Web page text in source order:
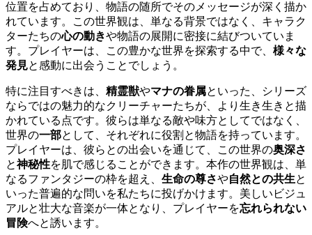
位置を占めており、物語の随所でそのメッセージが深く描か
れています。この世界観は、単なる背景ではなく、キャラク
ターたちの心の動きや物語の展開に密接に結びついていま
す。プレイヤーは、この豊かな世界を探索する中で、 様々な
発見と感動に出会うことでしょう。
特に注目すべきは、 精霊獣やマナの眷属といった、シリーズ
ならではの魅力的なクリーチャーたちが、より生き生きと描
かれている点です。彼らは単なる敵や味方としてではなく、
世界の一部として、それぞれに役割と物語を持っています。
プレイヤーは、彼らとの出会いを通じて、この世界の奥深さ
と神秘性を肌で感じることができます。本作の世界観は、単
なるファンタジーの枠を超え、 生命の尊さや自然との共生と
いった普遍的な問いを私たちに投げかけます。美しいビジュ
アルと壮大な音楽が一体となり、プレイヤーを忘れられない
冒険へと誘います。